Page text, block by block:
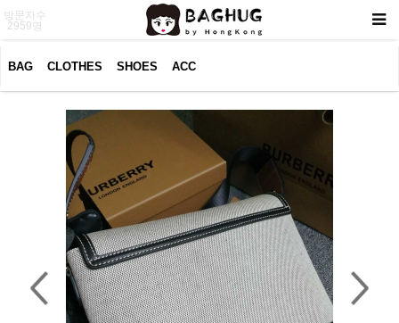
방문자수
2959명
BAG CLOTHES SHOES ACC